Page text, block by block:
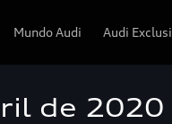
Mundo Audi Audi
de